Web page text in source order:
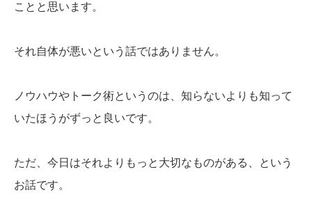
ことと思います。
それ自体が悪いという話ではありません。
ノウハウやトーク術というのは、知らないよりも知って
いたほうがずっと良いです。
ただ、今日はそれよりもっと大切なものがある、という
お話です。